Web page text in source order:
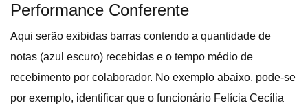
Performance Conferente
Aqui serão exibidas barras contendo a quantidade de
notas (azul escuro) recebidas e o tempo médio de
recebimento por colaborador. No exemplo abaixo, pode-se
por exemplo, identificar que o funcionário Felícia Cecília